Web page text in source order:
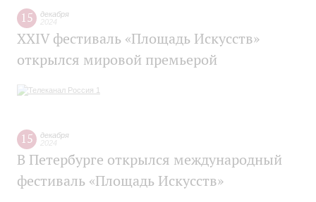
15
декабря
XXIV фестиваль «Площадь Искусств»
открылся мировой премьерой
15
декабря
В Петербурге открылся международный
фестиваль «Площадь Искусств»